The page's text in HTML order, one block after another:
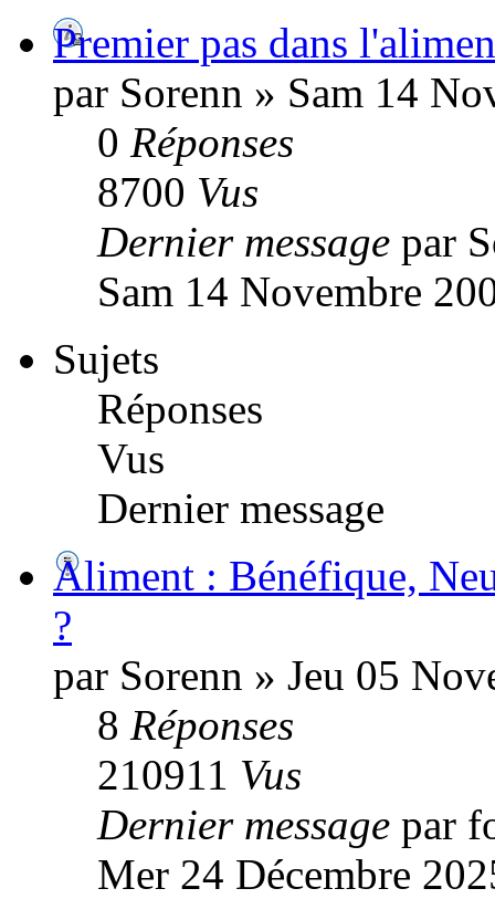
Premier pas dans
par Sorenn » Sam 14
0 Réponses
8700 Vus
Dernier message par
Sam 14 Novembre
Sujets
Réponses
Vus
Dernier message
Aliment : Bénéfique,
?
par Sorenn » Jeu 05
8 Réponses
210911 Vus
Dernier message par
Mer 24 Décembre